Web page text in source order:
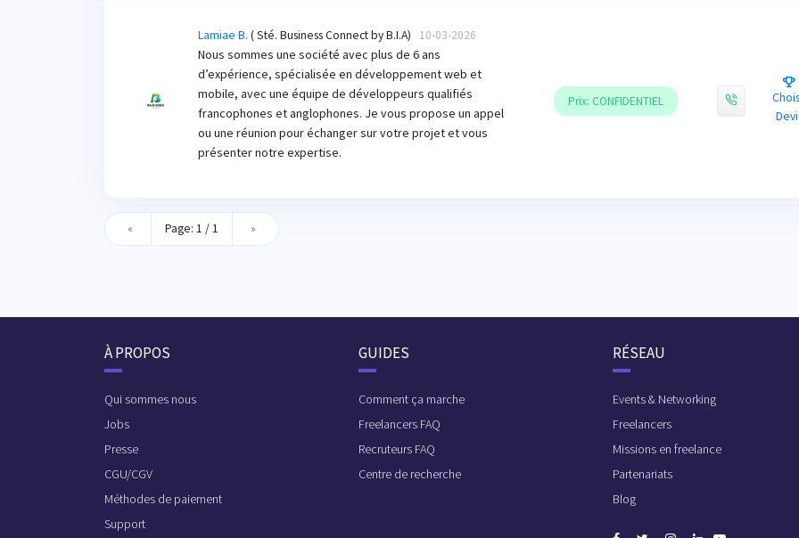
Lamiae B. ( Sté. Business Connect by B.I.A) 10-03-2026
Nous sommes une société avec plus de 6 ans
d’expérience, spécialisée en développement web et
mobile, avec une équipe de développeurs qualifiés
francophones et anglophones. Je vous propose un appel
ou une réunion pour échanger sur votre projet et vous
présenter notre expertise.
Prix: CONFIDENTIEL
« Page: 1 / 1 »
À PROPOS
Qui sommes nous
Jobs
Presse
CGU/CGV
Méthodes de paiement
Support
GUIDES
Comment ça marche
Freelancers FAQ
Recruteurs FAQ
Centre de recherche
RÉSEAU
Events & Networking
Freelancers
Missions en freelance
Partenariats
Blog